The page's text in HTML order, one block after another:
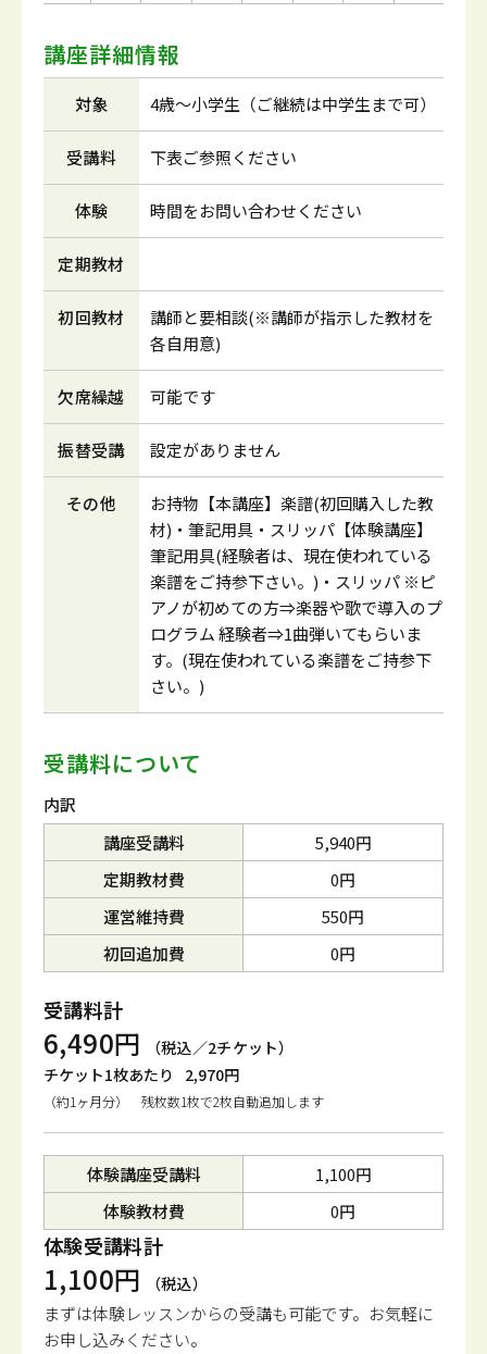
講座詳細情報
対象 4歳～小学生（ご継続は中学生まで可）
受講料 下表ご参照ください
体験 時間をお問い合わせください
定期教材
初回教材
講師と要相談(※講師が指示した教材を
各自用意)
欠席繰越 可能です
振替受講 設定がありません
その他
お持物【本講座】楽譜(初回購入した教
材)・筆記用具・スリッパ【体験講座】
筆記用具(経験者は、現在使われている
楽譜をご持参下さい。)・スリッパ ※ピ
アノが初めての方⇒楽器や歌で導入のプ
ログラム 経験者⇒1曲弾いてもらいま
す。(現在使われている楽譜をご持参下
さい。)
受講料について
内訳
講座受講料
5,940円
定期教材費
0円
運営維持費
550円
初回追加費
0円
受講料計
6,490円
（税込／2チケット）
チケット1枚あたり
2,970円
（約1ヶ月分） 残枚数1枚で2枚自動追加します
体験講座受講料
1,100円
体験教材費
0円
体験受講料計
1,100円 （税込）
まずは体験レッスンからの受講も可能です。 お気軽に
お申し込みください。